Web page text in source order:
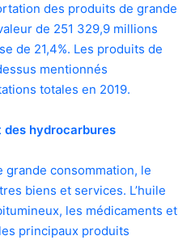
des produits de grande
de 251 329,9 millions
de 21,4%. Les produits de
mentionnés
totales en 2019.
des hydrocarbures
grande consommation, le
biens et services. L’huile
les médicaments et
principaux produits